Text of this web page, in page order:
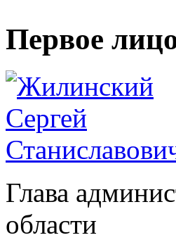
Первое
Глава
области